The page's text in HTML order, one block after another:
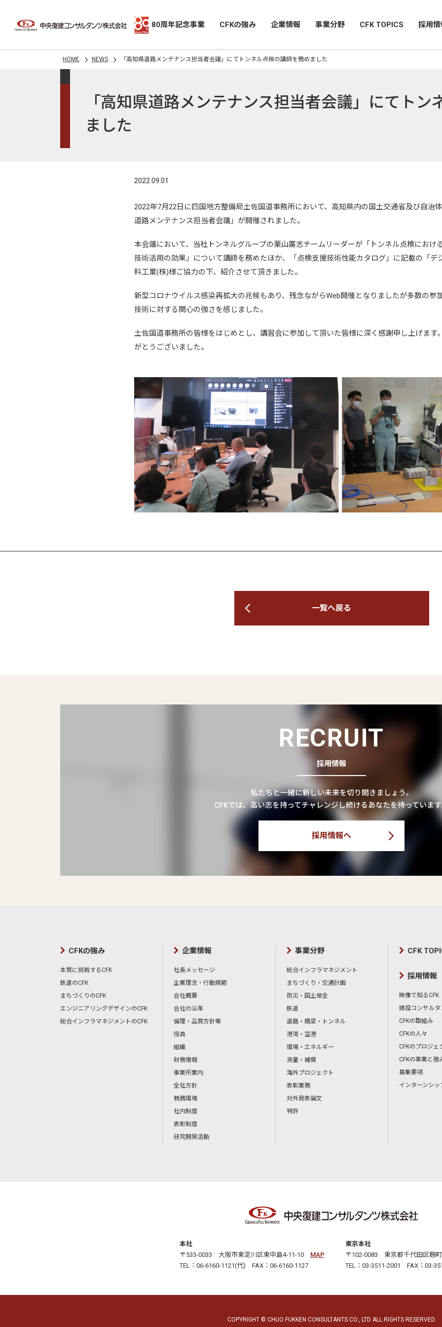
80周年記念事業 CFKの強み 企業情報 事業分野 CFK TOPICS 採用
HOME NEWS 「高知県道路メンテナンス担当者会議」にてトンネル点検の講師を務めました
「高知県道路メンテナンス担当者会議」にてトン
ました
2022.09.01
2022年7月22日に四国地方整備局土佐国道事務所において、高知県内の国土交通省及び自治
道路メンテナンス担当者会議」が開催されました。
本会議において、当社トンネルグループの栗山廣志チームリーダーが「トンネル点検におけ
技術活用の効果」について講師を務めたほか、「点検支援技術性能カタログ」に記載の「デ
料工業(株)様ご協力の下、紹介させて頂きました。
新型コロナウイルス感染再拡大の兆候もあり、残念ながらWeb開催となりましたが多数の参
技術に対する関心の強さを感じました。
土佐国道事務所の皆様をはじめとし、講習会に参加して頂いた皆様に深く感謝申し上げます
がとうございました。
一覧へ戻る
RECRUIT
採用情報
私たちと一緒に新しい未来を切り開きましょう。
CFKでは、高い志を持ってチャレンジし続けるあなたを待っていま
採用情報へ
CFKの強み
本質に挑戦するCFK
鉄道のCFK
まちづくりのCFK
エンジニアリングデザインのCFK
総合インフラマネジメントのCFK
企業情報
社長メッセージ
企業理念・行動規範
会社概要
会社の沿革
倫理・品質方針等
役員
組織
財務情報
事業所案内
全社方針
執務環境
社内制度
表彰制度
研究開発活動
事業分野
総合インフラマネジメント
まちづくり・交通計画
防災・国土保全
鉄道
道路・橋梁・トンネル
港湾・空港
環境・エネルギー
測量・補償
海外プロジェクト
表彰業務
対外発表論文
特許
CFK
採用情報
映像で知るCFK
建設コンサル
CFKの取組み
CFKの人々
CFKのプロジェ
CFKの事業と強
募集要項
インターンシッ
本社
〒533-0033 大阪市東淀川区東中島4-11-10 MAP
TEL：06-6160-1121(代) FAX：06-6160-1127
東京本社
〒102-0083 東京都千代田区麹
TEL：03-3511-2001 FAX：03-
COPYRIGHT © CHUO FUKKEN CONSULTANTS CO., LTD ALL RIGHTS RESERVED.